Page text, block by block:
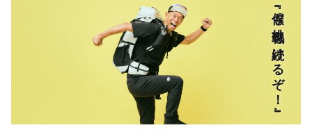
『僕も挑戦を続けるぞ！』